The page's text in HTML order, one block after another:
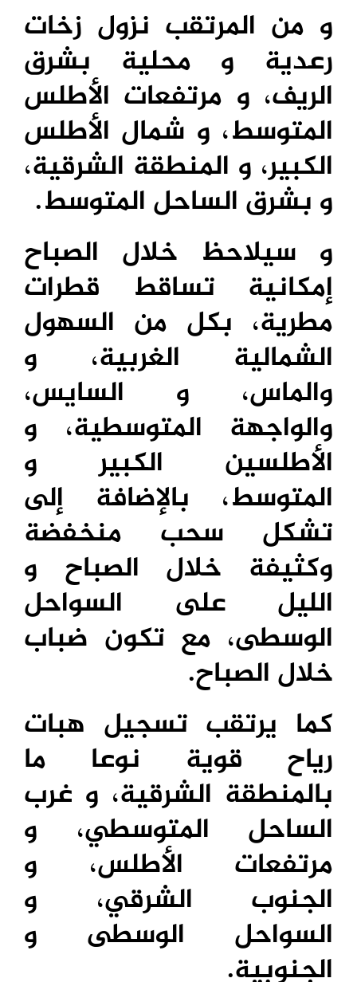
و من المرتقب نزول زخات
رعدية و محلية بشرق
الريف، و مرتفعات الأطلس
المتوسط، و شمال الأطلس
الكبير، و المنطقة الشرقية،
و بشرق الساحل المتوسط.
و سيلاحظ خلال الصباح
إمكانية تساقط قطرات
مطرية، بكل من السهول
الشمالية الغربية، و
والماس، و السايس،
والواجهة المتوسطية، و
الأطلسين الكبير و
المتوسط، بالإضافة إلى
تشكل سحب منخفضة
وكثيفة خلال الصباح و
الليل على السواحل
الوسطى، مع تكون ضباب
خلال الصباح.
كما يرتقب تسجيل هبات
رياح قوية نوعا ما
بالمنطقة الشرقية، و غرب
الساحل المتوسطي، و
مرتفعات الأطلس، و
الجنوب الشرقي، و
السواحل الوسطى و
الجنوبية.